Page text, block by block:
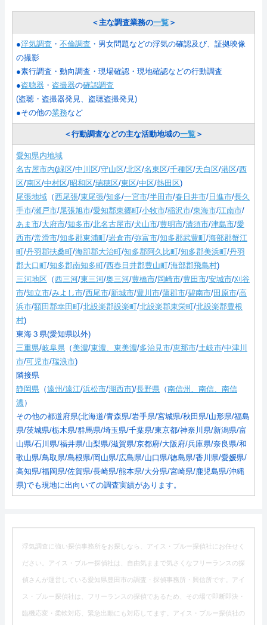
＜主な調査業務の一覧＞
●浮気調査 ・ 不倫調査 ・男女問題などの浮気の確認及び、証拠映像
の撮影
●素行調査・動向調査・現場確認・現地確認などの行動調査
●盗聴器 ・ 盗撮器の確認調査
(盗聴・盗撮器発見、盗聴盗撮発見)
●その他の業務など
＜行動調査などの主な活動地域の一覧 ＞
愛知県内地域
名古屋市内(緑区/中川区/守山区/北区/名東区/千種区/天白区/港区/西
区/南区/中村区/昭和区/瑞穂区/東区/中区/熱田区)
尾張地域 （西尾張/東尾張/知多/一宮市/半田市/春日井市/ 日進市/長久
手市/瀬戸市/尾張旭市/愛知郡東郷町/小牧市/稲沢市/東海市/江南市/
あま市/大府市/知多市/北名古屋市/犬山市/豊明市/清須市/津島市/愛
西市/常滑市/知多郡東浦町/岩倉市/弥富市/知多郡武豊町/海部郡蟹江
町/丹羽郡扶桑町/海部郡大治町/知多郡阿久比町/知多郡美浜町/丹羽
郡大口町/知多郡南知多町/西春日井郡豊山町/海部郡飛島村)
三河地区 （西三河/東三河/奥三河/豊橋市/岡崎市/豊田市/安城市/刈谷
市/知立市/みよし市/西尾市/新城市/豊川市/蒲郡市/碧南市/田原市/高
浜市/額田郡幸田町/北設楽郡設楽町/北設楽郡東栄町/北設楽郡豊根
村)
東海３県(愛知県以外)
三重県/岐阜県 （美濃/東濃、東美濃/多治見市/恵那市/土岐市/中津川
市/可児市/瑞浪市)
隣接県
静岡県 （遠州/遠江/浜松市/湖西市)/長野県 （南信州、南信、南信
濃 ）
その他の都道府県(北海道/青森県/岩手県/宮城県/秋田県/山形県/福島
県/茨城県/栃木県/群馬県/埼玉県/千葉県/東京都/神奈川県/新潟県/富
山県/石川県/福井県/山梨県/滋賀県/京都府/大阪府/兵庫県/奈良県/和
歌山県/鳥取県/島根県/岡山県/広島県/山口県/徳島県/香川県/愛媛県/
高知県/福岡県/佐賀県/長崎県/熊本県/大分県/宮崎県/鹿児島県/沖縄
県)でも現地に出向いての調査実績があります。
浮気調査に強い探偵事務所をお探しなら、アイス・ブルー探偵社にお任せく
ださい。アイス・ブルー探偵社は、自由気ままで気さくなフリーランスの探
偵さんが運営している愛知県豊田市の調査・探偵事務所・興信所です。アイ
ス・ブルー探偵社は、フリーランスの探偵であるため、その場で即断即決・
臨機応変・柔軟対応、緊急出動にも対応してます。アイス・ブルー探偵社の